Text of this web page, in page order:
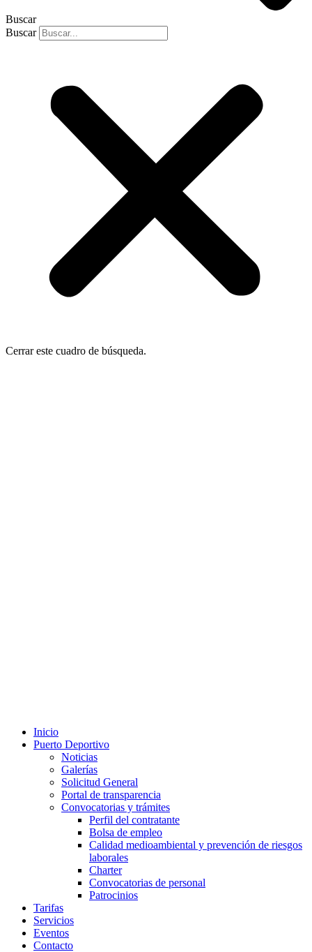
Buscar
Buscar
Cerrar este cuadro de búsqueda.
Inicio
Puerto Deportivo
Noticias
Galerías
Solicitud General
Portal de transparencia
Convocatorias y trámites
Perfil del contratante
Bolsa de empleo
Calidad medioambiental y prevención de riesgos
laborales
Charter
Convocatorias de personal
Patrocinios
Tarifas
Servicios
Eventos
Contacto